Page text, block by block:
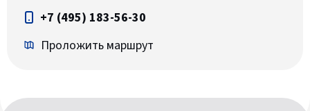
+7 (495) 183-56-30
Проложить маршрут